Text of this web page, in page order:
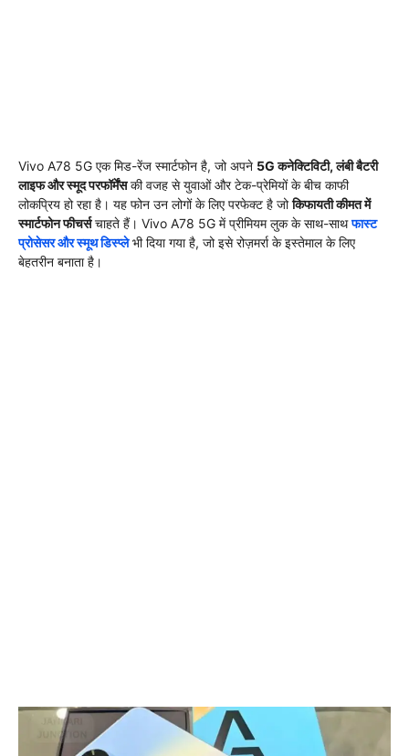
Vivo A78 5G एक मिड-रेंज स्मार्टफोन है, जो अपने 5G कनेक्टिविटी, लंबी बैटरी
लाइफ और स्मूद परफॉर्मेंसकी वजह से युवाओं और टेक-प्रेमियों के बीच काफी
लोकप्रिय हो रहा है। यह फोन उन लोगों के लिए परफेक्ट है जोकिफायती कीमत में
स्मार्टफोन फीचर्सचाहते हैं। Vivo A78 5G में प्रीमियम लुक के साथ-साथफास्ट
प्रोसेसर और स्मूथ डिस्प्ले भी दिया गया है, जो इसे रोज़मर्रा के इस्तेमाल के लिए
बेहतरीन बनाता है।